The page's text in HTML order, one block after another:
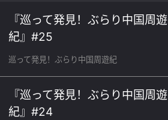
『巡って発見！ぶらり中国周遊
紀』#25
巡って発見！ぶらり中国周遊紀
『巡って発見！ぶらり中国周遊
紀』#24